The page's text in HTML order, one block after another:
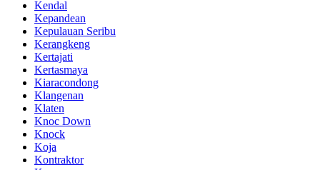
Kendal
Kepandean
Kepulauan Seribu
Kerangkeng
Kertajati
Kertasmaya
Kiaracondong
Klangenan
Klaten
Knoc Down
Knock
Koja
Kontraktor